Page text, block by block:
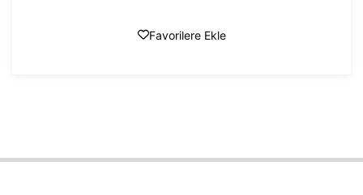
Favorilere Ekle